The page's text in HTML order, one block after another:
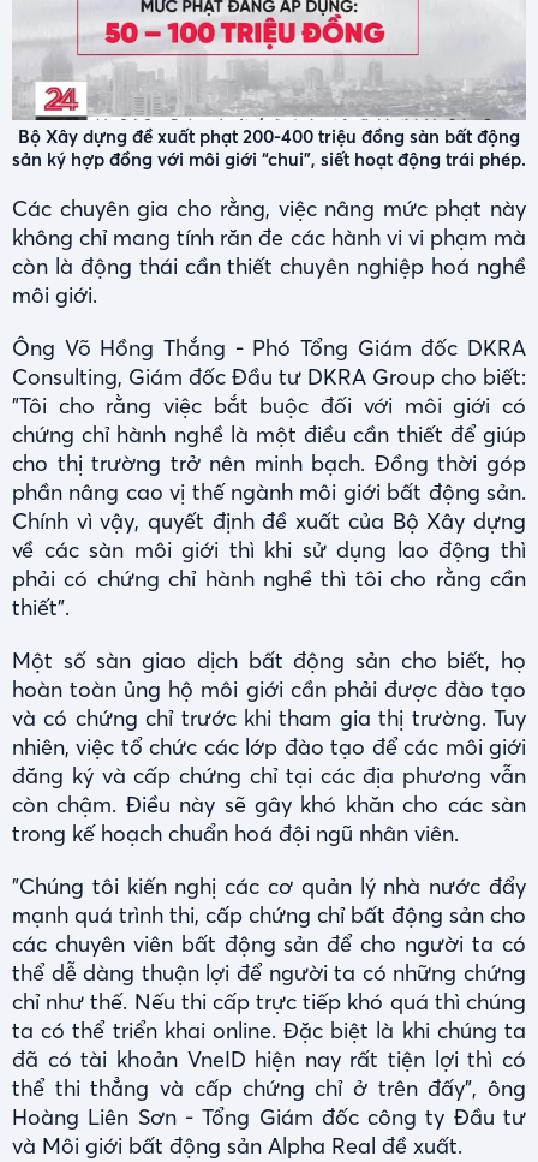
Bộ Xây dựng đề xuất phạt 200-400 triệu đồng sàn bất động
sản ký hợp đồng với môi giới “chui”, siết hoạt động trái phép.
Các chuyên gia cho rằng, việc nâng mức phạt này
không chỉ mang tính răn đe các hành vi vi phạm mà
còn là động thái cần thiết chuyên nghiệp hoá nghề
môi giới.
Ông Võ Hồng Thắng - Phó Tổng Giám đốc DKRA
Consulting, Giám đốc Đầu tư DKRA Group cho biết:
"Tôi cho rằng việc bắt buộc đối với môi giới có
chứng chỉ hành nghề là một điều cần thiết để giúp
cho thị trường trở nên minh bạch. Đồng thời góp
phần nâng cao vị thế ngành môi giới bất động sản.
Chính vì vậy, quyết định đề xuất của Bộ Xây dựng
về các sàn môi giới thì khi sử dụng lao động thì
phải có chứng chỉ hành nghề thì tôi cho rằng cần
thiết".
Một số sàn giao dịch bất động sản cho biết, họ
hoàn toàn ủng hộ môi giới cần phải được đào tạo
và có chứng chỉ trước khi tham gia thị trường. Tuy
nhiên, việc tổ chức các lớp đào tạo để các môi giới
đăng ký và cấp chứng chỉ tại các địa phương vẫn
còn chậm. Điều này sẽ gây khó khăn cho các sàn
trong kế hoạch chuẩn hoá đội ngũ nhân viên.
"Chúng tôi kiến nghị các cơ quản lý nhà nước đẩy
mạnh quá trình thi, cấp chứng chỉ bất động sản cho
các chuyên viên bất động sản để cho người ta có
thể dễ dàng thuận lợi để người ta có những chứng
chỉ như thế. Nếu thi cấp trực tiếp khó quá thì chúng
ta có thể triển khai online. Đặc biệt là khi chúng ta
đã có tài khoản VneID hiện nay rất tiện lợi thì có
thể thi thẳng và cấp chứng chỉ ở trên đấy", ông
Hoàng Liên Sơn - Tổng Giám đốc công ty Đầu tư
và Môi giới bất động sản Alpha Real đề xuất.